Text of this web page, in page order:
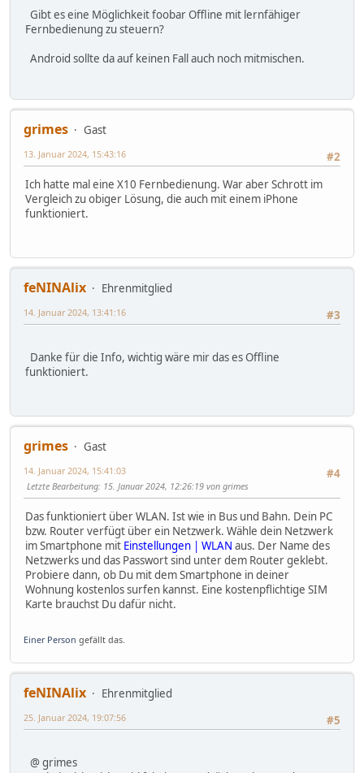
Gibt es eine Möglichkeit foobar Offline mit lernfähiger
Fernbedienung zu steuern?
Android sollte da auf keinen Fall auch noch mitmischen.
grimes
Gast
#2
13. Januar 2024, 15:43:16
Ich hatte mal eine X10 Fernbedienung. War aber Schrott im
Vergleich zu obiger Lösung, die auch mit einem iPhone
funktioniert.
feNINAlix
Ehrenmitglied
#3
14. Januar 2024, 13:41:16
Danke für die Info, wichtig wäre mir das es Offline
funktioniert.
grimes
Gast
#4
14. Januar 2024, 15:41:03
Letzte Bearbeitung: 15. Januar 2024, 12:26:19 von grimes
Das funktioniert über WLAN. Ist wie in Bus und Bahn. Dein PC
bzw. Router verfügt über ein Netzwerk. Wähle dein Netzwerk
im Smartphone mit Einstellungen | WLAN aus. Der Name des
Netzwerks und das Passwort sind unter dem Router geklebt.
Probiere dann, ob Du mit dem Smartphone in deiner
Wohnung kostenlos surfen kannst. Eine kostenpflichtige SIM
Karte brauchst Du dafür nicht.
Einer Person gefällt das.
feNINAlix
Ehrenmitglied
#5
25. Januar 2024, 19:07:56
@ grimes